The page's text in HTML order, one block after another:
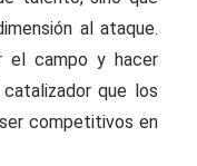
al ataque.
el campo y hacer
que los
competitivos en